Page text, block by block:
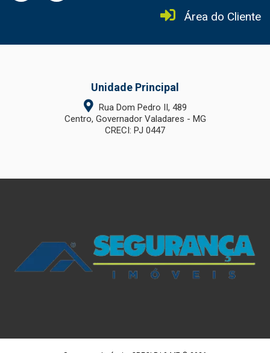
Área do Cliente
Unidade Principal
Rua Dom Pedro II, 489
Centro, Governador Valadares - MG
CRECI: PJ 0447